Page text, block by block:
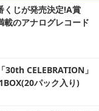
くじが発売決定!A賞
載のアナログレコード
30th CELEBRATION」
パック入り)